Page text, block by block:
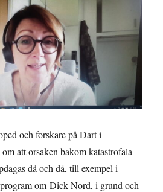
och forskare på Dart i
att orsaken bakom katastrofala
då och då, till exempel i
om Dick Nord, i grund och